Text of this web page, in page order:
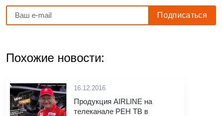
Похожие новости:
16.12.2016
Продукция AIRLINE на
телеканале РЕН ТВ в